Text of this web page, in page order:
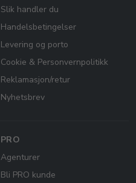
Slik handler du
Handelsbetingelser
Levering og porto
Cookie & Personvernpolitikk
Reklamasjon/retur
Nyhetsbrev
PRO
Agenturer
Bli PRO kunde